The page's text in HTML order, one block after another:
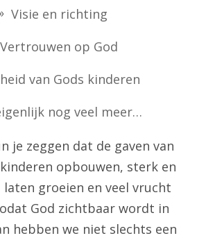
Visie en richting
Vertrouwen op God
van Gods kinderen
nog veel meer…
je zeggen dat de gaven van
opbouwen, sterk en
laten groeien en veel vrucht
God zichtbaar wordt in
hebben we niet slechts een